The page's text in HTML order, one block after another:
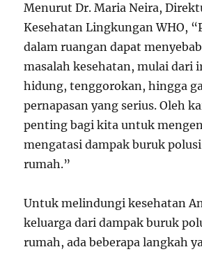
Menurut Dr. Maria Neira,
Kesehatan Lingkungan WHO,
dalam ruangan dapat
masalah kesehatan, mulai dari
hidung, tenggorokan, hingga
pernapasan yang serius. Oleh
penting bagi kita untuk
mengatasi dampak buruk
rumah.”
Untuk melindungi kesehatan
keluarga dari dampak buruk
rumah, ada beberapa langkah